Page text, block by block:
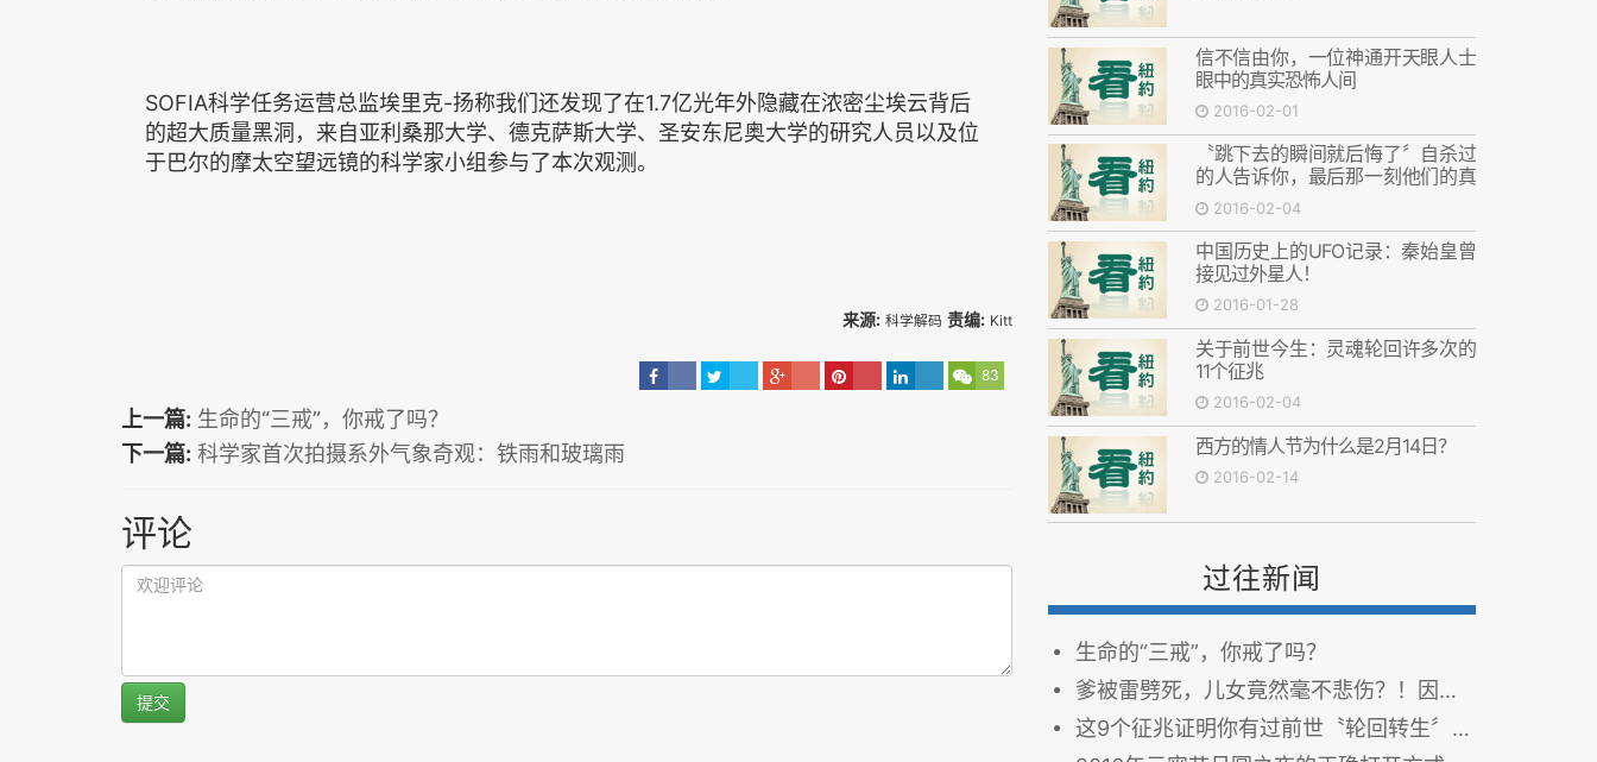
SOFIA科学任务运营总监埃里克-扬称我们还发现了在1.7亿光年外隐藏在浓密尘埃云背后
的超大质量黑洞，来自亚利桑那大学、德克萨斯大学、圣安东尼奥大学的研究人员以及位
于巴尔的摩太空望远镜的科学家小组参与了本次观测。
来源: 科学解码 责编: Kitt
83
上一篇: 生命的“三戒”，你戒了吗？
下一篇: 科学家首次拍摄系外气象奇观：铁雨和玻璃雨
评论
提交
信不信由你，一位神通开天眼人士
眼中的真实恐怖人间
2016-02-01
〝跳下去的瞬间就后悔了〞自杀过
的人告诉你，最后那一刻他们的真
实感受！
2016-02-04
中国历史上的UFO记录：秦始皇曾
接见过外星人！
2016-01-28
关于前世今生：灵魂轮回许多次的
11个征兆
2016-02-04
西方的情人节为什么是2月14日？
2016-02-14
过往新闻
生命的“三戒”，你戒了吗？
爹被雷劈死，儿女竟然毫不悲伤？！因果报应，一点不虚！
这9个征兆证明你有过前世〝轮回转生〞的记忆！你以为只是似曾相识？